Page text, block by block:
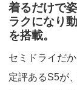
着るだけで
ラクになり
を搭載。
セミドライだ
定評あるS5が